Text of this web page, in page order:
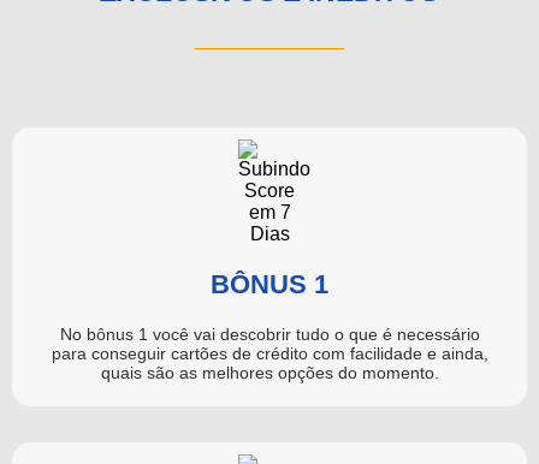
BÔNUS 1
No bônus 1 você vai descobrir tudo o que é necessário
para conseguir cartões de crédito com facilidade e ainda,
quais são as melhores opções do momento.